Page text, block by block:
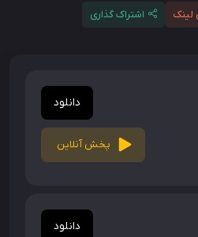
لینک اشتراک گذاری
دانلود
پخش آنلاین
دانلود